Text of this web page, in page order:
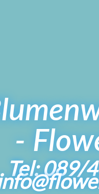
-
Tel: 089/